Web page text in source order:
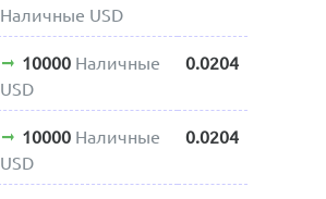
Наличные USD
10000 Наличные
USD
0.0204
10000 Наличные
USD
0.0204